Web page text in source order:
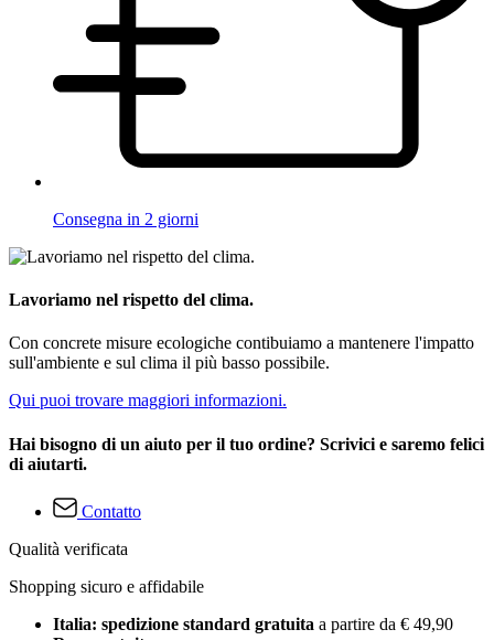
Consegna in 2 giorni
Lavoriamo nel rispetto del clima.
Con concrete misure ecologiche contibuiamo a mantenere l'impatto
sull'ambiente e sul clima il più basso possibile.
Qui puoi trovare maggiori informazioni.
Hai bisogno di un aiuto per il tuo ordine? Scrivici e saremo felici
di aiutarti.
Contatto
Qualità verificata
Shopping sicuro e affidabile
Italia: spedizione standard gratuita a partire da € 49,90